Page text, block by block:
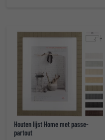
Houten lijst Home met passe-
partout